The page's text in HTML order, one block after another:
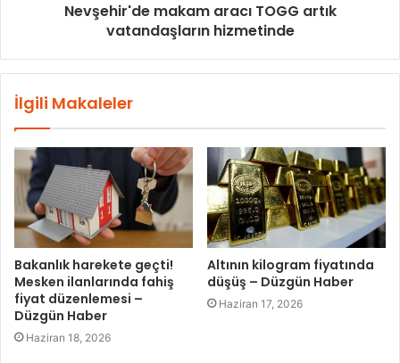
Nevşehir'de makam aracı TOGG artık
vatandaşların hizmetinde
İlgili Makaleler
Bakanlık harekete geçti!
Mesken ilanlarında fahiş
fiyat düzenlemesi –
Düzgün Haber
Haziran 18, 2026
Altının kilogram fiyatında
düşüş – Düzgün Haber
Haziran 17, 2026